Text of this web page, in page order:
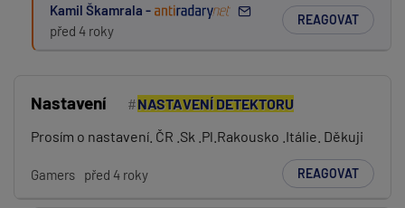
Kamil Škamrala -
před 4 roky
REAGOVAT
Nastavení
NASTAVENÍ DETEKTORU
Prosím o nastavení. ČR .Sk .Pl.Rakousko .Itálie. Děkuji
Gamers před 4 roky REAGOVAT